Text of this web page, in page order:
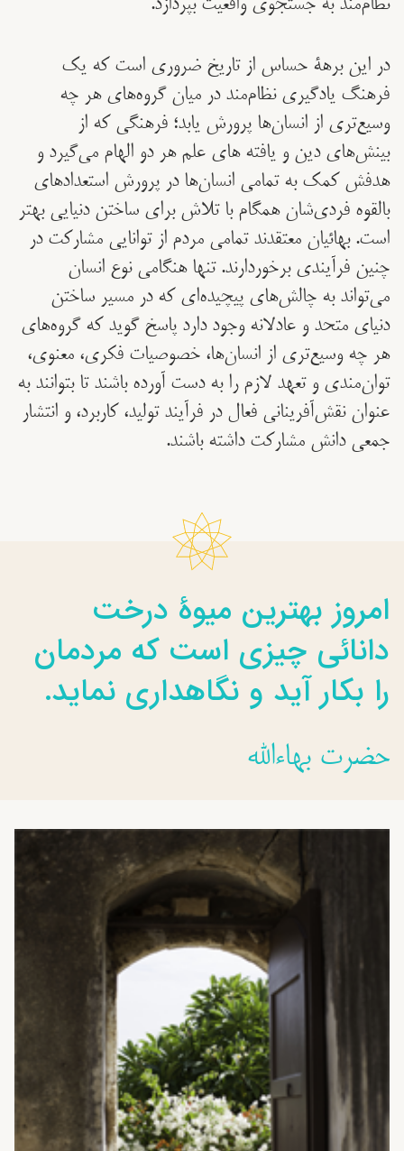
در این برهۀ حساس از تاریخ ضروری است که یک
فرهنگ یادگیری نظام‌مند در میان گروه‌های هر چه
وسیع‌تری از انسان‌ها پرورش یابد؛ فرهنگی که از
بینش‌های دین و یافته های علم هر دو الهام می‌گیرد و
هدفش کمک به تمامی انسان‌ها در پرورش استعدادهای
بالقوه فردی‌شان همگام با تلاش برای ساختن دنیایی بهتر
است. بهائیان معتقدند تمامی مردم از توانایی مشارکت در
چنین فرآیندی برخوردارند. تنها هنگامی نوع انسان
می‌تواند به چالش‌های پیچیده‌ای که در مسیر ساختن
دنیای متحد و عادلانه وجود دارد پاسخ گوید که گروه‌های
هر چه وسیع‌تری از انسان‌ها، خصوصیات فکری، معنوی،
توان‌مندی و تعهد لازم را به دست آورده باشند تا بتوانند به
عنوان نقش‌آفرینانی فعال در فرآیند تولید، کاربرد، و انتشار
جمعی دانش مشارکت داشته باشند.
امروز بهترين ميوۀ درخت
دانائی چيزی است که مردمان
را بکار آيد و نگاهداری نمايد.
حضرت بهاءالله